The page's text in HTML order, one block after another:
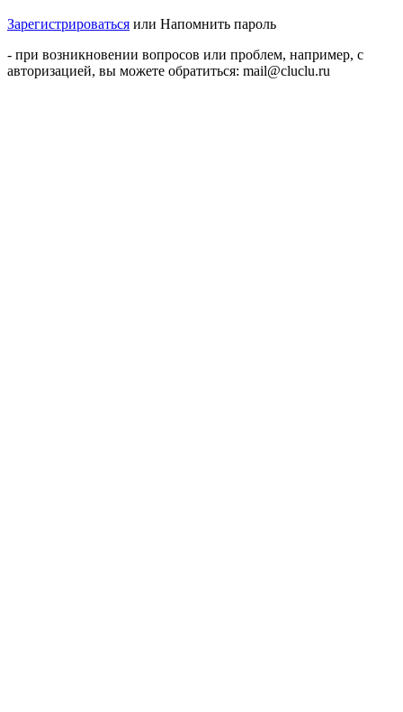
Зарегистрироваться или Напомнить пароль
- при возникновении вопросов или проблем, например, с
авторизацией, вы можете обратиться: mail@cluclu.ru